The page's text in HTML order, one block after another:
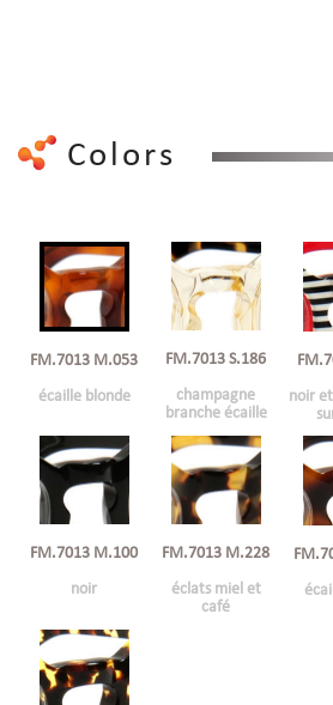
Colors
FM.7013 M.053
écaille blonde
FM.7013 S.186
champagne
branche écaille
noir
FM.7013 M.100
noir
FM.7013 M.228
éclats miel et
café